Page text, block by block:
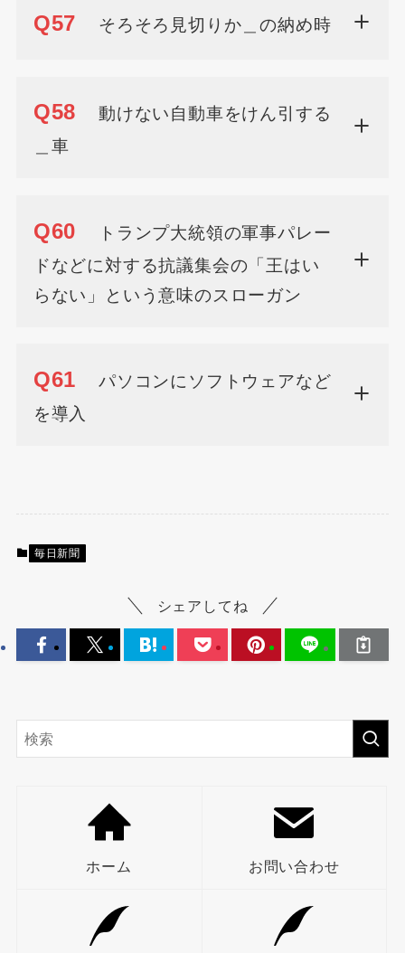
Q57 そろそろ見切りか＿の納め時
Q58
動けない自動車をけん引する
＿車
Q60
トランプ大統領の軍事パレー
ドなどに対する抗議集会の「王はい
らない」という意味のスローガン
Q61
パソコンにソフトウェアなど
を導入
毎日新聞
シェアしてね
ホーム お問い合わせ